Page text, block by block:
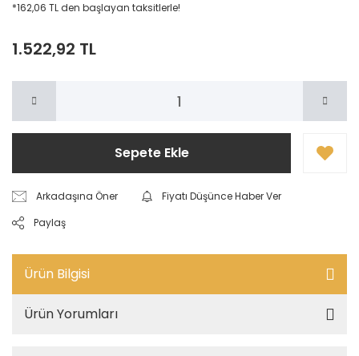
*162,06 TL den başlayan taksitlerle!
1.522,92 TL
Sepete Ekle
Arkadaşına Öner
Fiyatı Düşünce Haber Ver
Paylaş
Ürün Bilgisi
Ürün Yorumları